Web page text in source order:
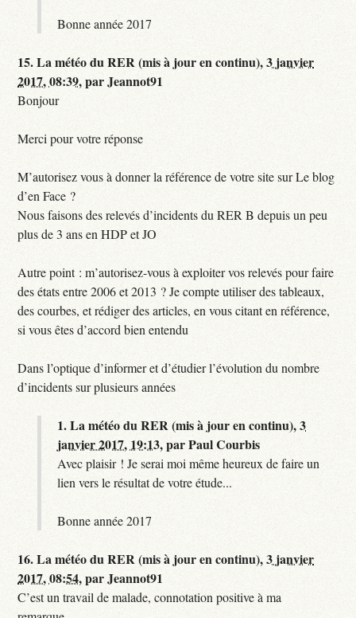
Bonne année 2017
15.La météo du RER (mis à jour en continu),3 janvier
2017, 08:39,parJeannot91
Bonjour
Merci pour votre réponse
M’autorisez vous à donner la référence de votre site sur Le blog
d’en Face ?
Nous faisons des relevés d’incidents du RER B depuis un peu
plus de 3 ans en HDP et JO
Autre point : m’autorisez-vous à exploiter vos relevés pour faire
des états entre 2006 et 2013 ? Je compte utiliser des tableaux,
des courbes, et rédiger des articles, en vous citant en référence,
si vous êtes d’accord bien entendu
Dans l’optique d’informer et d’étudier l’évolution du nombre
d’incidents sur plusieurs années
1.La météo du RER (mis à jour en continu),3
janvier 2017, 19:13,parPaul Courbis
Avec plaisir ! Je serai moi même heureux de faire un
lien vers le résultat de votre étude...
Bonne année 2017
16.La météo du RER (mis à jour en continu),3 janvier
2017, 08:54,parJeannot91
C’est un travail de malade, connotation positive à ma